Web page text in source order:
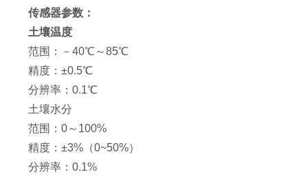
传感器参数：
土壤温度
范围：－40℃～85℃
精度：±0.5℃
分辨率：0.1℃
土壤水分
范围：0～100%
精度：±3%（0~50%）
分辨率：0.1%